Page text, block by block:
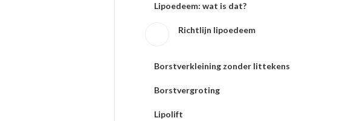
Lipoedeem: wat is dat?
Richtlijn lipoedeem
Borstverkleining zonder littekens
Borstvergroting
Lipolift